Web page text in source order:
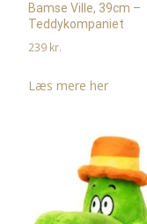
Bamse Ville, 39cm –
Teddykompaniet
239 kr.
Læs mere her